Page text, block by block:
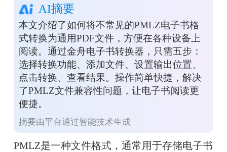
AI摘要
本文介绍了如何将不常见的PMLZ电子书格
式转换为通用PDF文件，方便在各种设备上
阅读。通过金舟电子书转换器，只需五步：
选择转换功能、添加文件、设置输出位置、
点击转换、查看结果。操作简单快捷，解决
了PMLZ文件兼容性问题，让电子书阅读更
便捷。
摘要由平台通过智能技术生成
PMLZ是一种文件格式，通常用于存储电子书